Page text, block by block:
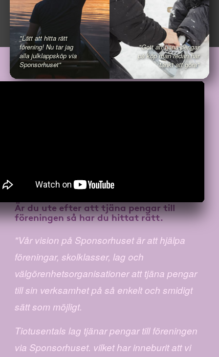
"Lätt att hitta rätt
förening! Nu tar jag
alla julklappsköp via
Sponsorhuset"
"Gott att tjäna pengar
på köp man redan har
tänkt att göra"
Är du ute efter atttjäna pengar till
föreningenså har du hittat rätt.
"Vår vision på Sponsorhuset är att hjälpa
föreningar, skolklasser, lag och
välgörenhetsorganisationer att tjäna pengar
till sin verksamhet på så enkelt och smidigt
sätt som möjligt.
Tiotusentals lag tjänar pengar till föreningen
via Sponsorhuset. vilket har inneburit att vi